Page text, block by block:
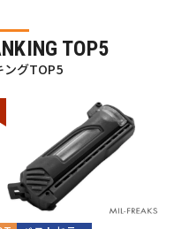
TOP5
ングTOP5